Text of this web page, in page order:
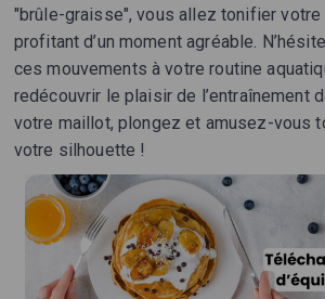
"brûle-graisse", vous allez tonifier votre
profitant d’un moment agréable.
ces mouvements à votre routine
redécouvrir le plaisir de l’entraînement
votre maillot, plongez et amusez-vous
votre silhouette !